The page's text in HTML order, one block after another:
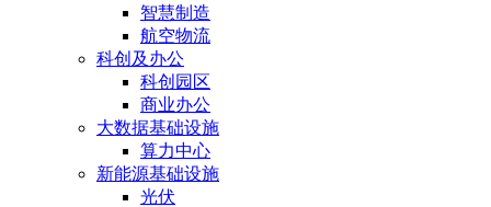
智慧制造
航空物流
科创及办公
科创园区
商业办公
大数据基础设施
算力中心
新能源基础设施
光伏